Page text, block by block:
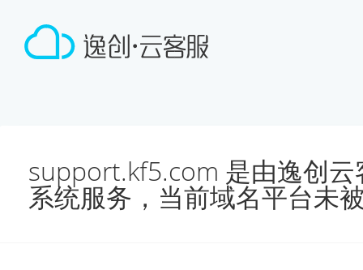
support.kf5.com 是由逸创
系统服务，当前域名平台未